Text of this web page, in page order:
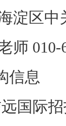
市
陈老
信息
国际